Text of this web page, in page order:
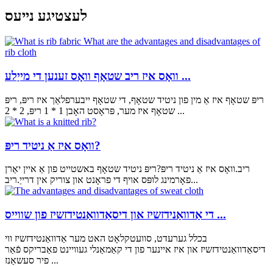
לעצטיגע נייעס
וואָס איז ריב שטאָף וואָס זענען די מייַלע ...
ריפּ שטאָף איז אַ מין פון ניטיד שטאָף, די שטאָף ייבערפלאַך איז ריפּ, ריפּ
שטאָף איז מער, פּראָסט האָבן 1 * 1 ריפּ, 2 * 2 ...
וואָס איז אַ ניטיד ריפּ?
ריב.וואָס איז אַ ניטיד ריפּ?ריפּ ניטיד שטאָף באשטייט פון אַ איין יאַרן
פאָרמינג לופּס אויף די פראָנט און צוריק אין דרייַ.ריב...
די אַדוואַנידזשיז און דיסאַדוואַנטידזשיז פון שווייס ...
בכלל גערעדט, סוועטקלאָט האט מער אַדוואַנטידזשיז ווי
דיסאַדוואַנטידזשיז און איז איינער פון די קאַמאַנלי געוויינט פאַבריקס פֿאַר
פיר סעשאַנז ...